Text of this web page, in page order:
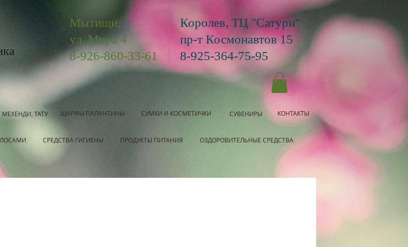
Мытищи,
ул. Мира 4
8-926-860-33-61
Королев, ТЦ "Сатурн"
пр-т Космонавтов 15
8-925-364-75-95
МЕХЕНДИ, ТАТУ ШАРФЫ ПАЛАНТИНЫ СУМКИ И КОСМЕТИЧКИ СУВЕНИРЫ КОНТАКТЫ
СРЕДСТВА ГИГИЕНЫ ПРОДУКТЫ ПИТАНИЯ ОЗДОРОВИТЕЛЬНЫЕ СРЕДСТВА